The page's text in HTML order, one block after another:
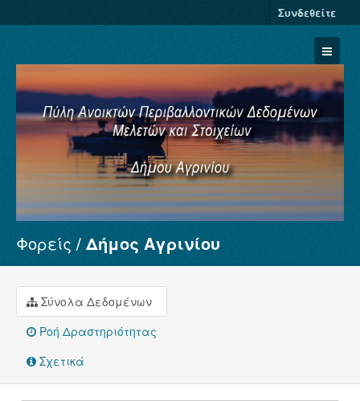
Συνδεθείτε
Σύνολα Δεδομένων
Φορείς
Ομάδες
Σχετικά
Φορείς Δήμος Αγρινίου
Σύνολα Δεδομένων
Ροή Δραστηριότητας
Σχετικά